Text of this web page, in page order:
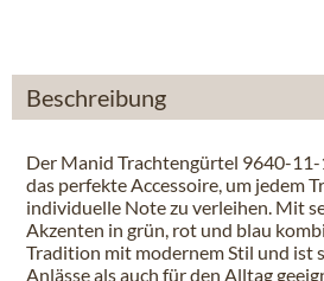
Beschreibung
Der Manid Trachtengürtel 9640-
das perfekte Accessoire, um jedem
individuelle Note zu verleihen. Mit
Akzenten in grün, rot und blau
Tradition mit modernem Stil und ist
Anlässe als auch für den Alltag